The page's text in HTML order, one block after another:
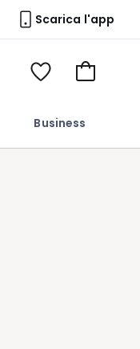
Scarica l'app
Business
Voir
Vai